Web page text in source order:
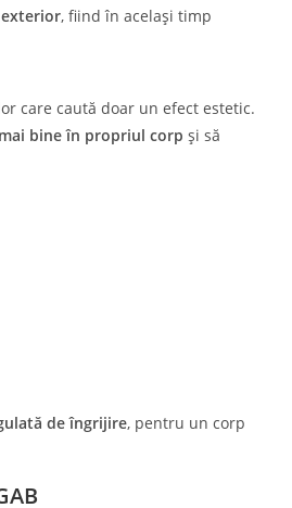
, fiind în același timp
care caută doar un efect estetic.
bine în propriul corp și să
de îngrijire, pentru un corp